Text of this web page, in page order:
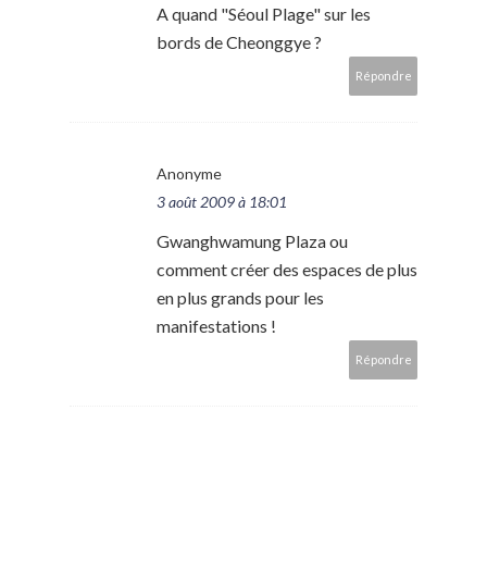
A quand "Séoul Plage" sur les
bords de Cheonggye ?
Répondre
Anonyme
3 août 2009 à 18:01
Gwanghwamung Plaza ou
comment créer des espaces de plus
en plus grands pour les
manifestations !
Répondre